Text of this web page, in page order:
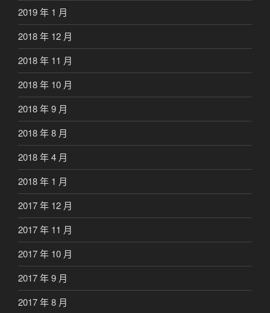
2019 年 1 月
2018 年 12 月
2018 年 11 月
2018 年 10 月
2018 年 9 月
2018 年 8 月
2018 年 4 月
2018 年 1 月
2017 年 12 月
2017 年 11 月
2017 年 10 月
2017 年 9 月
2017 年 8 月